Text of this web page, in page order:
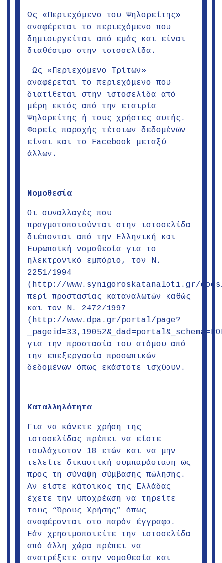
Ως «Περιεχόμενο του Ψηλορείτης»
αναφέρεται το περιεχόμενο που
δημιουργείται από εμάς και είναι
διαθέσιμο στην ιστοσελίδα.
Ως «Περιεχόμενο Τρίτων»
αναφέρεται το περιεχόμενο που
διατίθεται στην ιστοσελίδα από
μέρη εκτός από την εταιρία
Ψηλορείτης ή τους χρήστες αυτής.
Φορείς παροχής τέτοιων δεδομένων
είναι και το Facebook μεταξύ
άλλων.
Νομοθεσία
Οι συναλλαγές που
πραγματοποιούνται στην ιστοσελίδα
διέπονται από την Ελληνική και
Ευρωπαϊκή νομοθεσία για το
ηλεκτρονικό εμπόριο, τον Ν.
2251/1994
(http://www.synigoroskatanaloti.gr/docs/
περί προστασίας καταναλωτών καθώς
και τον Ν. 2472/1997
(http://www.dpa.gr/portal/page?
για την προστασία του ατόμου από
την επεξεργασία προσωπικών
δεδομένων όπως εκάστοτε ισχύουν.
Καταλληλότητα
Για να κάνετε χρήση της
ιστοσελίδας πρέπει να είστε
τουλάχιστον 18 ετών και να μην
τελείτε δικαστική συμπαράσταση ως
προς τη σύναψη σύμβασης πώλησης.
Αν είστε κάτοικος της Ελλάδας
έχετε την υποχρέωση να τηρείτε
τους “Όρους Χρήσης” όπως
αναφέρονται στο παρόν έγγραφο.
Εάν χρησιμοποιείτε την ιστοσελίδα
από άλλη χώρα πρέπει να
ανατρέξετε στην νομοθεσία και